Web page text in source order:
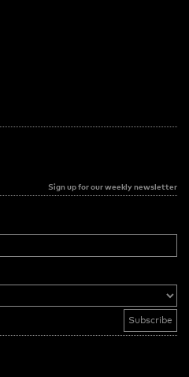
Sign up for our weekly newsletter